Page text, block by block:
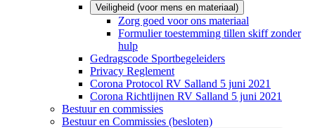
Veiligheid (voor mens en materiaal)
Zorg goed voor ons materiaal
Formulier toestemming tillen skiff zonder
hulp
Gedragscode Sportbegeleiders
Privacy Reglement
Corona Protocol RV Salland 5 juni 2021
Corona Richtlijnen RV Salland 5 juni 2021
Bestuur en commissies
Bestuur en Commissies (besloten)